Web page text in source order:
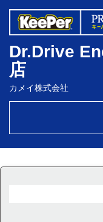
Dr.Drive
店
カメイ株式会社